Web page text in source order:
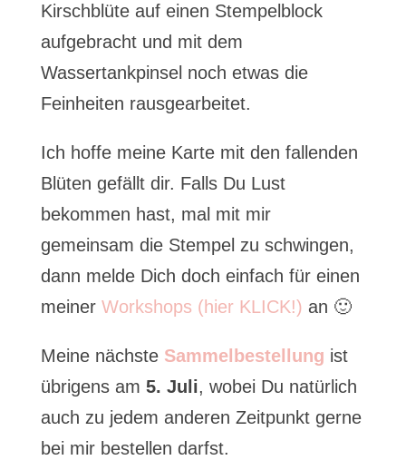
Kirschblüte auf einen Stempelblock
aufgebracht und mit dem
Wassertankpinsel noch etwas die
Feinheiten rausgearbeitet.
Ich hoffe meine Karte mit den fallenden
Blüten gefällt dir. Falls Du Lust
bekommen hast, mal mit mir
gemeinsam die Stempel zu schwingen,
dann melde Dich doch einfach für einen
meiner Workshops (hier KLICK!) an 🙂
Meine nächste Sammelbestellung ist
übrigens am 5. Juli, wobei Du natürlich
auch zu jedem anderen Zeitpunkt gerne
bei mir bestellen darfst.